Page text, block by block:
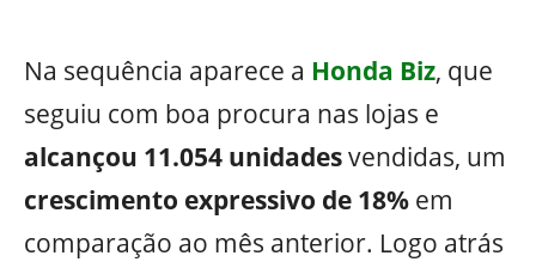
Na sequência aparece a Honda Biz, que
seguiu com boa procura nas lojas e
alcançou 11.054 unidadesvendidas, um
crescimento expressivo de 18% em
comparação ao mês anterior. Logo atrás